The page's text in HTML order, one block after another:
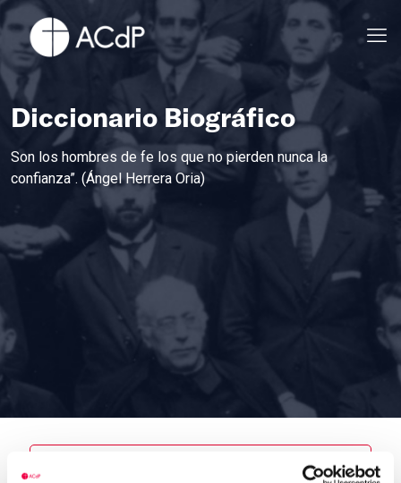
Diccionario Biográfico
Son los hombres de fe los que no pierden nunca la
confianza”. (Ángel Herrera Oria)